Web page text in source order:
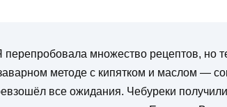
перепробовала множество рецептов, но
методе с кипятком и маслом —
все ожидания. Чебуреки